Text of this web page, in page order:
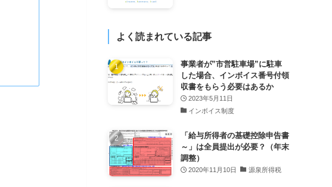
よく読まれている記事
事業者が”市営駐車場”に駐車
した場合、インボイス番号付領
収書をもらう必要はあるか
2023年5月11日
インボイス制度
「給与所得者の基礎控除申告書
～」は全員提出が必要？（年末
調整）
2020年11月10日 源泉所得税